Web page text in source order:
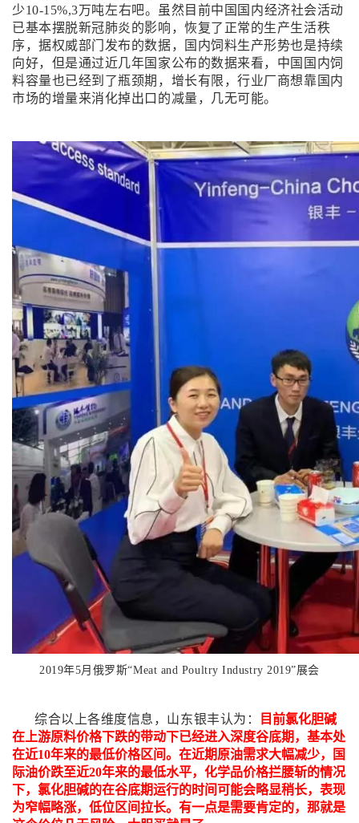
少10-15%,3万吨左右吧。虽然目前中国国内经济社会活动
已基本摆脱新冠肺炎的影响，恢复了正常的生产生活秩
序，据权威部门发布的数据，国内饲料生产形势也是持续
向好，但是通过近几年国家公布的数据来看，中国国内饲
料容量也已经到了瓶颈期，增长有限，行业厂商想靠国内
市场的增量来消化掉出口的减量，几无可能。
2019年5月俄罗斯“Meat and Poultry Industry 2019”展会
综合以上各维度信息，山东银丰认为：
目前氯化胆碱
在上游原料价格下跌的带动下已经进入深度谷底期，基本处
在近10年来的最低价格区间。在近期原油需求大幅减少，国
际油价跌至近20年来的最低水平，化学品价格拦腰斩的情况
下，氯化胆碱的在谷底期运行的时间可能会略显稍长，表现
为窄幅略涨，低位区间拉长。有一点是需要肯定的，那就是